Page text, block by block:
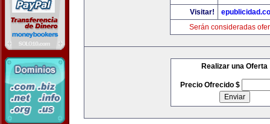
Visitar!
Serán consideradas
Realizar una Oferta
Precio Ofrecido $